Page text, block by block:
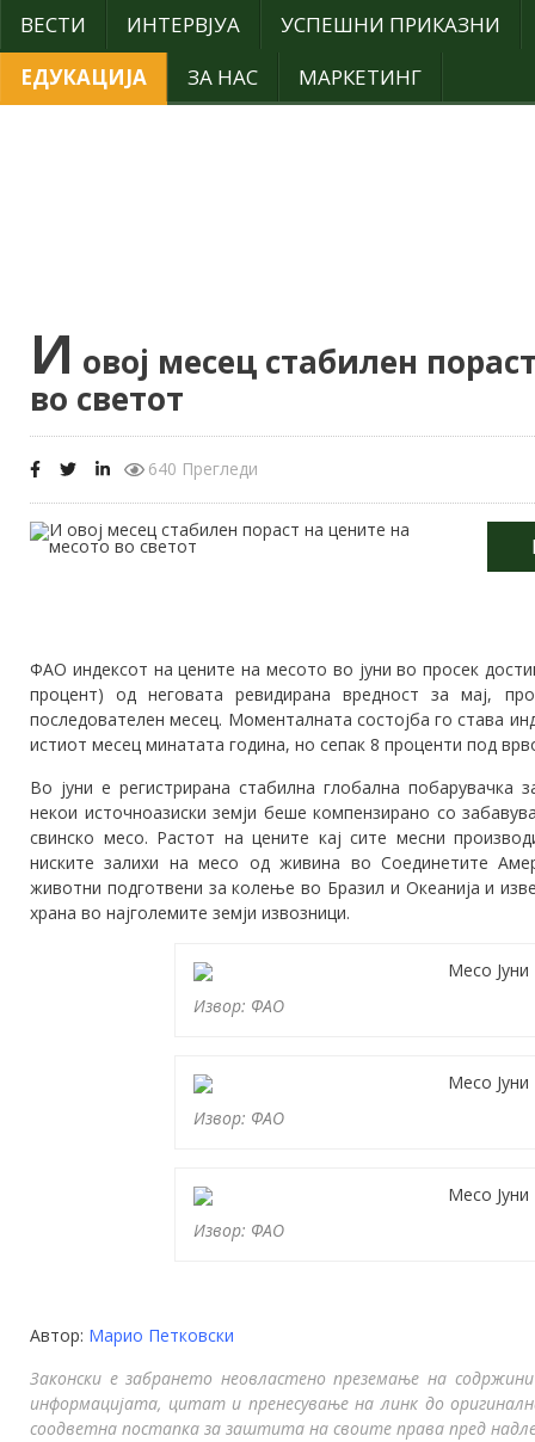
ВЕСТИ ИНТЕРВЈУА
УСПЕШНИ ПРИКАЗНИ
ЕДУКАЦИЈА
ЗА НАС МАРКЕТИНГ
И овој месец стабилен
во светот
640 Прегледи
ФАО индексот на цените на месото во јуни во просек
процент) од неговата ревидирана вредност за мај,
последователен месец. Моменталната состојба го става
истиот месец минатата година, но сепак 8 проценти под
Во јуни е регистрирана стабилна глобална
некои источноазиски земји беше компензирано со
свинско месо. Растот на цените кај сите месни
ниските залихи на месо од живина во Соединетите
животни подготвени за колење во Бразил и Океанија и
храна во најголемите земји извозници.
Извор: ФАО
Извор: ФАО
Извор: ФАО
Автор: Марио Петковски
Законски е забрането неовластено преземање на
информацијата, цитат и пренесување на линк до
соодветна постапка за заштита на своите права пред